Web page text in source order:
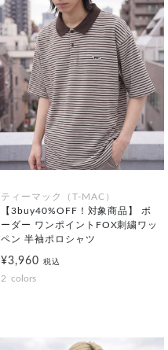
ティーマック（T-MAC）
【3buy40%OFF！対象商品】 ボ
ーダー ワンポイントFOX刺繍ワッ
ペン 半袖ポロシャツ
¥3,960 税込
2 colors